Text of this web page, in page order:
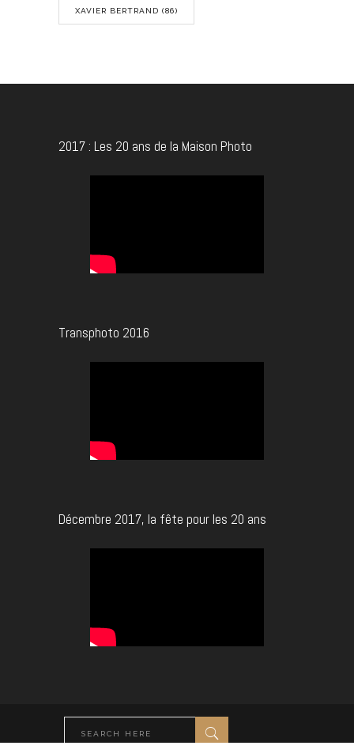
XAVIER BERTRAND (86)
2017 : Les 20 ans de la Maison Photo
Transphoto 2016
Décembre 2017, la fête pour les 20 ans